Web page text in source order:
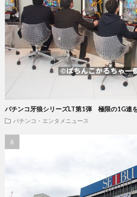
パチンコ牙狼シリーズLT第1弾 極限の1G連
パチンコ・エンタメニュース